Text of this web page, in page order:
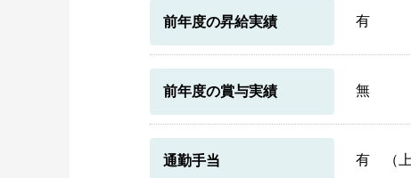
前年度の昇給実績 有
前年度の賞与実績 無
通勤手当 有 （上